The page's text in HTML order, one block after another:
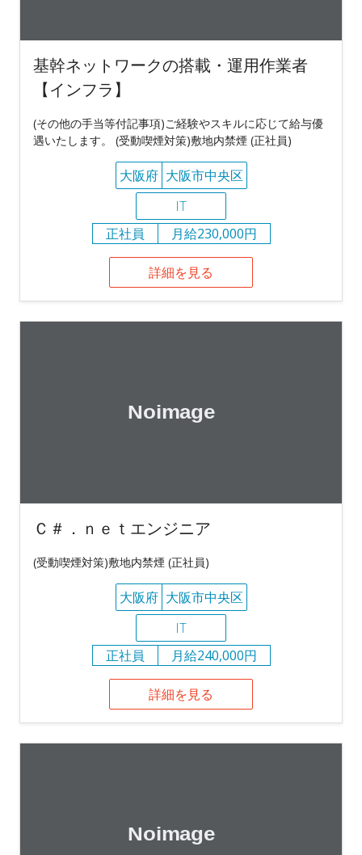
基幹ネットワークの搭載・運用作業者
【インフラ】
(その他の手当等付記事項)ご経験やスキルに応じて給与優
遇いたします。 (受動喫煙対策)敷地内禁煙 (正社員)
大阪府 大阪市中央区
IT
正社員
月給230,000円
詳細を見る
Ｃ＃．ｎｅｔエンジニア
(受動喫煙対策)敷地内禁煙 (正社員)
大阪府 大阪市中央区
IT
正社員
月給240,000円
詳細を見る